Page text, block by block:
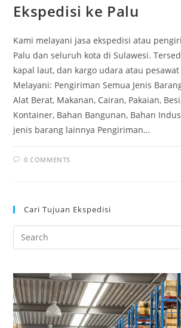
Ekspedisi ke Palu
Kami melayani jasa ekspedisi atau
Palu dan seluruh kota di Sulawesi.
kapal laut, dan kargo udara atau
Melayani: Pengiriman Semua Jenis
Alat Berat, Makanan, Cairan, Pakaian,
Kontainer, Bahan Bangunan, Bahan
jenis barang lainnya Pengiriman…
0 COMMENTS
Cari Tujuan Ekspedisi